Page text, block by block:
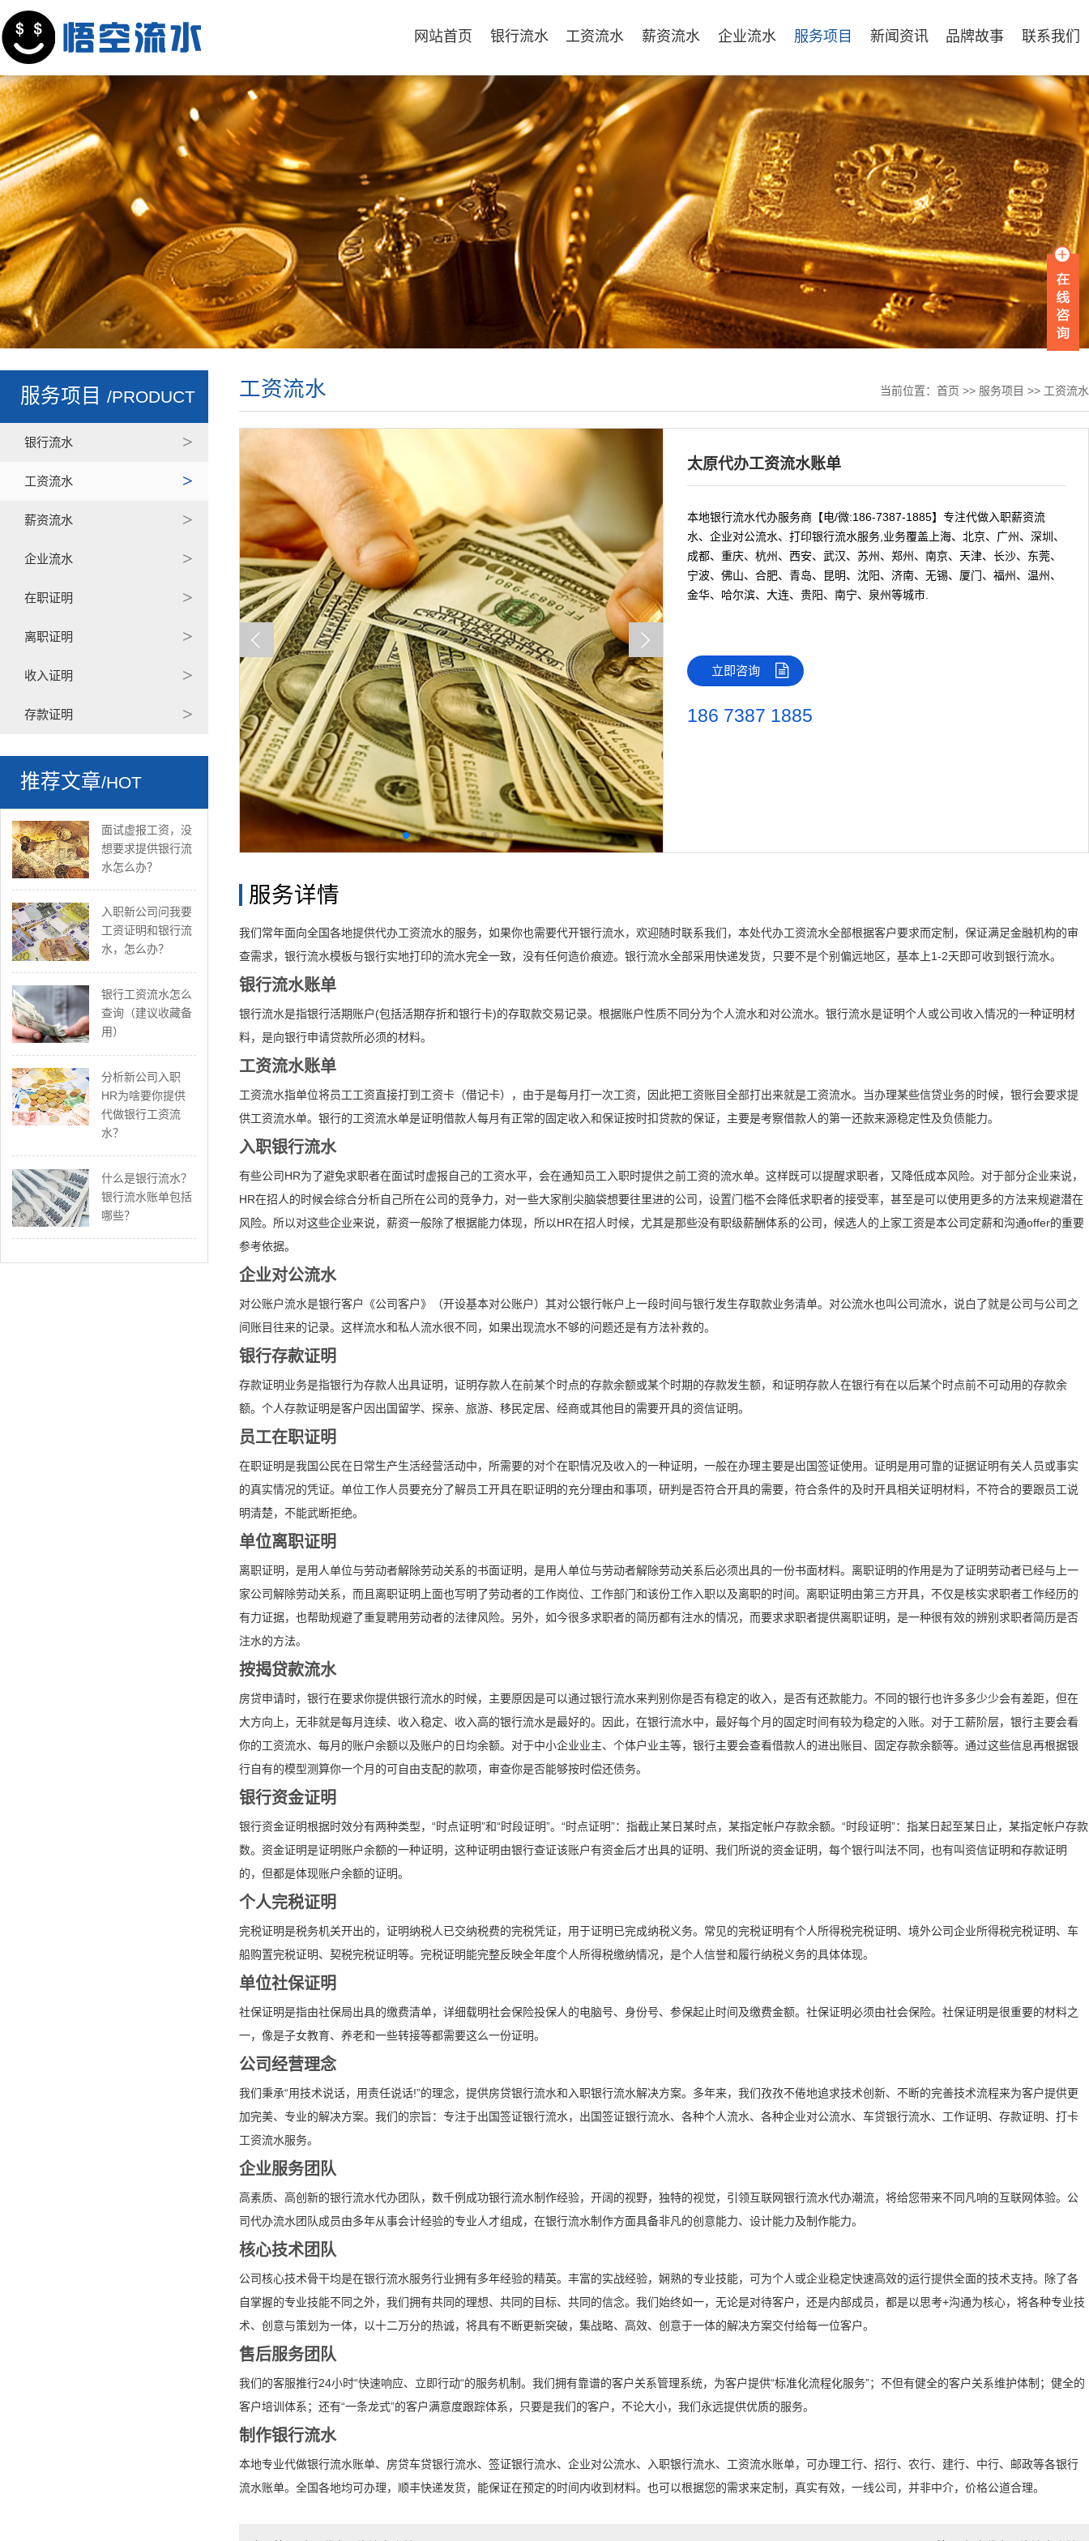
网站首页 银行流水 工资流水 薪资流水 企业流水 服务项目 新闻资讯 品牌故事 联系我们
服务项目 /PRODUCT
银行流水
工资流水
薪资流水
企业流水
在职证明
离职证明
收入证明
存款证明
推荐文章/HOT
面试虚报工资，没
想要求提供银行流
水怎么办？
入职新公司问我要
工资证明和银行流
水，怎么办？
银行工资流水怎么
查询（建议收藏备
用）
分析新公司入职
HR为啥要你提供
代做银行工资流
水？
什么是银行流水？
银行流水账单包括
哪些？
当前位置： 首页 >> 服务项目 >> 工资流水
工资流水
太原代办工资流水账单
本地银行流水代办服务商【电/微:186-7387-1885】专注代做入职薪资流
水、企业对公流水、打印银行流水服务,业务覆盖上海、北京、广州、深圳、
成都、重庆、杭州、西安、武汉、苏州、郑州、南京、天津、长沙、东莞、
宁波、佛山、合肥、青岛、昆明、沈阳、济南、无锡、厦门、福州、温州、
金华、哈尔滨、大连、贵阳、南宁、泉州等城市.
立即咨询
186 7387 1885
服务详情
我们常年面向全国各地提供代办工资流水的服务，如果你也需要代开银行流水，欢迎随时联系我们，本处代办工资流水全部根据客户要求而定制，保证满足金融机构的审
查需求，银行流水模板与银行实地打印的流水完全一致，没有任何造价痕迹。银行流水全部采用快递发货，只要不是个别偏远地区，基本上1-2天即可收到银行流水。
银行流水账单
银行流水是指银行活期账户(包括活期存折和银行卡)的存取款交易记录。根据账户性质不同分为个人流水和对公流水。银行流水是证明个人或公司收入情况的一种证明材
料，是向银行申请贷款所必须的材料。
工资流水账单
工资流水指单位将员工工资直接打到工资卡（借记卡），由于是每月打一次工资，因此把工资账目全部打出来就是工资流水。当办理某些信贷业务的时候，银行会要求提
供工资流水单。银行的工资流水单是证明借款人每月有正常的固定收入和保证按时扣贷款的保证，主要是考察借款人的第一还款来源稳定性及负债能力。
入职银行流水
有些公司HR为了避免求职者在面试时虚报自己的工资水平，会在通知员工入职时提供之前工资的流水单。这样既可以提醒求职者，又降低成本风险。对于部分企业来说，
HR在招人的时候会综合分析自己所在公司的竞争力，对一些大家削尖脑袋想要往里进的公司，设置门槛不会降低求职者的接受率，甚至是可以使用更多的方法来规避潜在
风险。所以对这些企业来说，薪资一般除了根据能力体现，所以HR在招人时候，尤其是那些没有职级薪酬体系的公司，候选人的上家工资是本公司定薪和沟通offer的重要
参考依据。
企业对公流水
对公账户流水是银行客户《公司客户》（开设基本对公账户）其对公银行帐户上一段时间与银行发生存取款业务清单。对公流水也叫公司流水，说白了就是公司与公司之
间账目往来的记录。这样流水和私人流水很不同，如果出现流水不够的问题还是有方法补救的。
银行存款证明
存款证明业务是指银行为存款人出具证明，证明存款人在前某个时点的存款余额或某个时期的存款发生额，和证明存款人在银行有在以后某个时点前不可动用的存款余
额。个人存款证明是客户因出国留学、探亲、旅游、移民定居、经商或其他目的需要开具的资信证明。
员工在职证明
在职证明是我国公民在日常生产生活经营活动中，所需要的对个在职情况及收入的一种证明，一般在办理主要是出国签证使用。证明是用可靠的证据证明有关人员或事实
的真实情况的凭证。单位工作人员要充分了解员工开具在职证明的充分理由和事项，研判是否符合开具的需要，符合条件的及时开具相关证明材料，不符合的要跟员工说
明清楚，不能武断拒绝。
单位离职证明
离职证明，是用人单位与劳动者解除劳动关系的书面证明，是用人单位与劳动者解除劳动关系后必须出具的一份书面材料。离职证明的作用是为了证明劳动者已经与上一
家公司解除劳动关系，而且离职证明上面也写明了劳动者的工作岗位、工作部门和该份工作入职以及离职的时间。离职证明由第三方开具，不仅是核实求职者工作经历的
有力证据，也帮助规避了重复聘用劳动者的法律风险。另外，如今很多求职者的简历都有注水的情况，而要求求职者提供离职证明，是一种很有效的辨别求职者简历是否
注水的方法。
按揭贷款流水
房贷申请时，银行在要求你提供银行流水的时候，主要原因是可以通过银行流水来判别你是否有稳定的收入，是否有还款能力。不同的银行也许多多少少会有差距，但在
大方向上，无非就是每月连续、收入稳定、收入高的银行流水是最好的。因此，在银行流水中，最好每个月的固定时间有较为稳定的入账。对于工薪阶层，银行主要会看
你的工资流水、每月的账户余额以及账户的日均余额。对于中小企业业主、个体户业主等，银行主要会查看借款人的进出账目、固定存款余额等。通过这些信息再根据银
行自有的模型测算你一个月的可自由支配的款项，审查你是否能够按时偿还债务。
银行资金证明
银行资金证明根据时效分有两种类型，“时点证明”和“时段证明”。“时点证明”：指截止某日某时点，某指定帐户存款余额。“时段证明”：指某日起至某日止，某指定帐户存款
数。资金证明是证明账户余额的一种证明，这种证明由银行查证该账户有资金后才出具的证明、我们所说的资金证明，每个银行叫法不同，也有叫资信证明和存款证明
的，但都是体现账户余额的证明。
个人完税证明
完税证明是税务机关开出的，证明纳税人已交纳税费的完税凭证，用于证明已完成纳税义务。常见的完税证明有个人所得税完税证明、境外公司企业所得税完税证明、车
船购置完税证明、契税完税证明等。完税证明能完整反映全年度个人所得税缴纳情况，是个人信誉和履行纳税义务的具体体现。
单位社保证明
社保证明是指由社保局出具的缴费清单，详细载明社会保险投保人的电脑号、身份号、参保起止时间及缴费金额。社保证明必须由社会保险。社保证明是很重要的材料之
一，像是子女教育、养老和一些转接等都需要这么一份证明。
公司经营理念
我们秉承“用技术说话，用责任说话!”的理念，提供房贷银行流水和入职银行流水解决方案。多年来，我们孜孜不倦地追求技术创新、不断的完善技术流程来为客户提供更
加完美、专业的解决方案。我们的宗旨：专注于出国签证银行流水，出国签证银行流水、各种个人流水、各种企业对公流水、车贷银行流水、工作证明、存款证明、打卡
工资流水服务。
企业服务团队
高素质、高创新的银行流水代办团队，数千例成功银行流水制作经验，开阔的视野，独特的视觉，引领互联网银行流水代办潮流，将给您带来不同凡响的互联网体验。公
司代办流水团队成员由多年从事会计经验的专业人才组成，在银行流水制作方面具备非凡的创意能力、设计能力及制作能力。
核心技术团队
公司核心技术骨干均是在银行流水服务行业拥有多年经验的精英。丰富的实战经验，娴熟的专业技能，可为个人或企业稳定快速高效的运行提供全面的技术支持。除了各
自掌握的专业技能不同之外，我们拥有共同的理想、共同的目标、共同的信念。我们始终如一，无论是对待客户，还是内部成员，都是以思考+沟通为核心，将各种专业技
术、创意与策划为一体，以十二万分的热诚，将具有不断更新突破，集战略、高效、创意于一体的解决方案交付给每一位客户。
售后服务团队
我们的客服推行24小时“快速响应、立即行动“的服务机制。我们拥有靠谱的客户关系管理系统，为客户提供“标准化流程化服务”；不但有健全的客户关系维护体制；健全的
客户培训体系；还有“一条龙式”的客户满意度跟踪体系，只要是我们的客户，不论大小，我们永远提供优质的服务。
制作银行流水
本地专业代做银行流水账单、房贷车贷银行流水、签证银行流水、企业对公流水、入职银行流水、工资流水账单，可办理工行、招行、农行、建行、中行、邮政等各银行
流水账单。全国各地均可办理，顺丰快递发货，能保证在预定的时间内收到材料。也可以根据您的需求来定制，真实有效，一线公司，并非中介，价格公道合理。